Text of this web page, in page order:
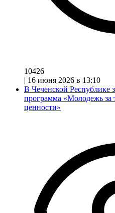
10426
| 16 июня 2026 в 13:10
В Чеченской Республике
программа «Молодежь за
ценности»